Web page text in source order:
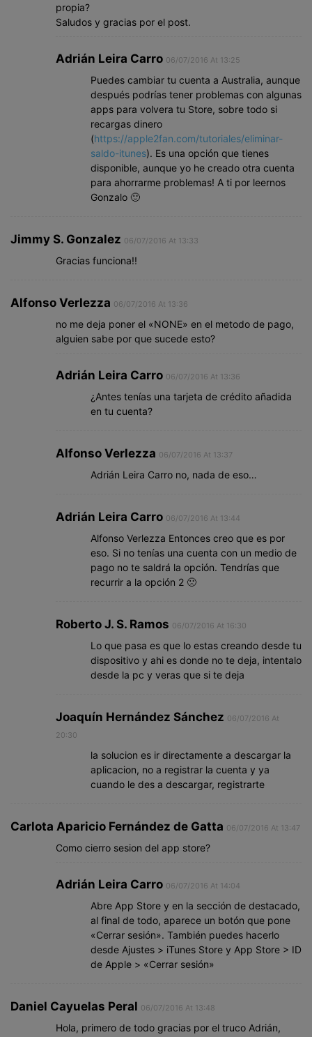
propia?
Saludos y gracias por el post.
Adrián Leira Carro 06/07/2016 At 13:25
Puedes cambiar tu cuenta a Australia, aunque
después podrías tener problemas con algunas
apps para volvera tu Store, sobre todo si
recargas dinero
(https://apple2fan.com/tutoriales/eliminar-
saldo-itunes). Es una opción que tienes
disponible, aunque yo he creado otra cuenta
para ahorrarme problemas! A ti por leernos
Gonzalo 🙂
Jimmy S. Gonzalez 06/07/2016 At 13:33
Gracias funciona!!
Alfonso Verlezza 06/07/2016 At 13:36
no me deja poner el «NONE» en el metodo de pago,
alguien sabe por que sucede esto?
Adrián Leira Carro 06/07/2016 At 13:36
¿Antes tenías una tarjeta de crédito añadida
en tu cuenta?
Alfonso Verlezza 06/07/2016 At 13:37
Adrián Leira Carro no, nada de eso…
Adrián Leira Carro 06/07/2016 At 13:44
Alfonso Verlezza Entonces creo que es por
eso. Si no tenías una cuenta con un medio de
pago no te saldrá la opción. Tendrías que
recurrir a la opción 2 🙁
Roberto J. S. Ramos 06/07/2016 At 16:30
Lo que pasa es que lo estas creando desde tu
dispositivo y ahi es donde no te deja, intentalo
desde la pc y veras que si te deja
Joaquín Hernández Sánchez 06/07/2016 At
20:30
la solucion es ir directamente a descargar la
aplicacion, no a registrar la cuenta y ya
cuando le des a descargar, registrarte
Carlota Aparicio Fernández de Gatta 06/07/2016 At 13:47
Como cierro sesion del app store?
Adrián Leira Carro 06/07/2016 At 14:04
Abre App Store y en la sección de destacado,
al final de todo, aparece un botón que pone
«Cerrar sesión». También puedes hacerlo
desde Ajustes > iTunes Store y App Store > ID
de Apple > «Cerrar sesión»
Daniel Cayuelas Peral 06/07/2016 At 13:48
Hola, primero de todo gracias por el truco Adrián,